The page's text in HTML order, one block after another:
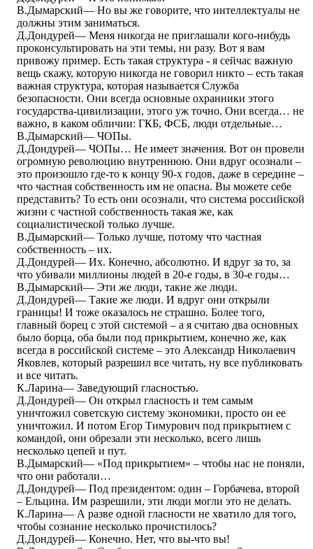
В.Дымарский― Но вы же говорите, что интеллектуалы не
должны этим заниматься.
Д.Дондурей― Меня никогда не приглашали кого-нибудь
проконсультировать на эти темы, ни разу. Вот я вам
привожу пример. Есть такая структура - я сейчас важную
вещь скажу, которую никогда не говорил никто – есть такая
важная структура, которая называется Служба
безопасности. Они всегда основные охранники этого
государства-цивилизации, этого уж точно. Они всегда… не
важно, в каком обличии: ГКБ, ФСБ, люди отдельные…
В.Дымарский― ЧОПы.
Д.Дондурей― ЧОПы… Не имеет значения. Вот он провели
огромную революцию внутреннюю. Они вдруг осознали –
это произошло где-то к концу 90-х годов, даже в середине –
что частная собственность им не опасна. Вы можете себе
представить? То есть они осознали, что система российской
жизни с частной собственность такая же, как
социалистической только лучше.
В.Дымарский― Только лучше, потому что частная
собственность – их.
Д.Дондурей― Их. Конечно, абсолютно. И вдруг за то, за
что убивали миллионы людей в 20-е годы, в 30-е годы…
В.Дымарский― Эти же люди, такие же люди.
Д.Дондурей― Такие же люди. И вдруг они открыли
границы! И тоже оказалось не страшно. Более того,
главный борец с этой системой – а я считаю два основных
было борца, оба были под прикрытием, конечно же, как
всегда в российской системе – это Александр Николаевич
Яковлев, который разрешил все читать, ну все публиковать
и все читать.
К.Ларина― Заведующий гласностью.
Д.Дондурей― Он открыл гласность и тем самым
уничтожил советскую систему экономики, просто он ее
уничтожил. И потом Егор Тимурович под прикрытием с
командой, они обрезали эти несколько, всего лишь
несколько цепей и пут.
В.Дымарский― «Под прикрытием» – чтобы нас не поняли,
что они работали…
Д.Дондурей― Под президентом: один – Горбачева, второй
– Ельцина. Им разрешили, эти люди могли это не делать.
К.Ларина― А разве одной гласности не хватило для того,
чтобы сознание несколько прочистилось?
Д.Дондурей― Конечно. Нет, что вы-что вы!